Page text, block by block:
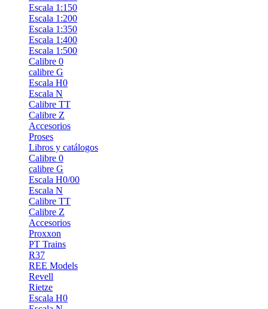
Escala 1:150
Escala 1:200
Escala 1:350
Escala 1:400
Escala 1:500
Calibre 0
calibre G
Escala H0
Escala N
Calibre TT
Calibre Z
Accesorios
Proses
Libros y catálogos
Calibre 0
calibre G
Escala H0/00
Escala N
Calibre TT
Calibre Z
Accesorios
Proxxon
PT Trains
R37
REE Models
Revell
Rietze
Escala H0